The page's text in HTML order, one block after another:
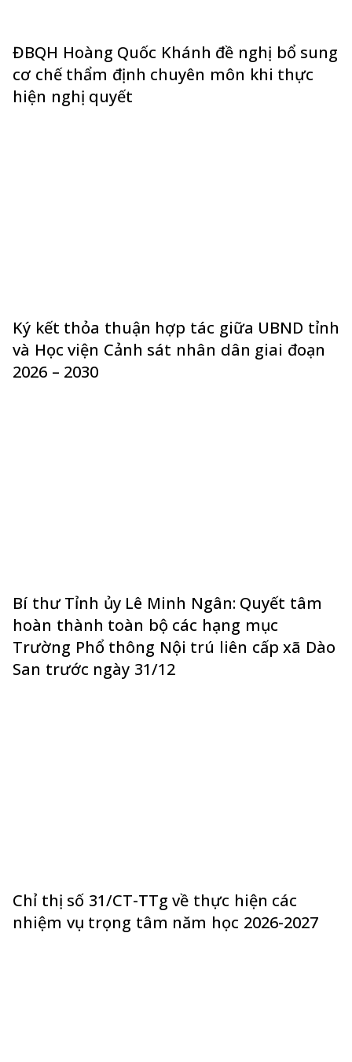
ĐBQH Hoàng Quốc Khánh đề nghị bổ sung
cơ chế thẩm định chuyên môn khi thực
hiện nghị quyết
Ký kết thỏa thuận hợp tác giữa UBND tỉnh
và Học viện Cảnh sát nhân dân giai đoạn
2026 – 2030
Bí thư Tỉnh ủy Lê Minh Ngân: Quyết tâm
hoàn thành toàn bộ các hạng mục
Trường Phổ thông Nội trú liên cấp xã Dào
San trước ngày 31/12
Chỉ thị số 31/CT-TTg về thực hiện các
nhiệm vụ trọng tâm năm học 2026-2027